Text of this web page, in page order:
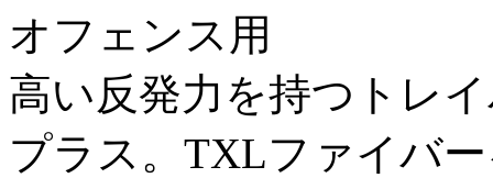
オフェンス用
高い反発力を持つトレ
プラス。TXLファイバ